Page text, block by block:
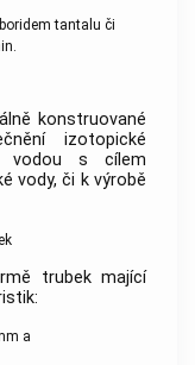
tantalu či
konstruované
izotopické
vodou s cílem
vody, či k výrobě
trubek mající
a